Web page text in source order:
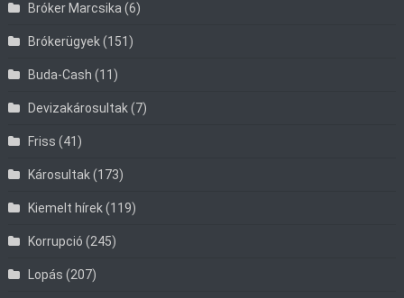
Bróker Marcsika (6)
Brókerügyek(151)
Buda-Cash (11)
Devizakárosultak(7)
Friss (41)
Károsultak(173)
Kiemelt hírek(119)
Korrupció (245)
Lopás (207)